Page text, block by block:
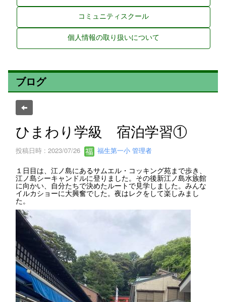
コミュニティスクール
個人情報の取り扱いについて
ブログ
ひまわり学級 宿泊学習①
投稿日時 : 2023/07/26 福生第一小 管理者
１日目は、江ノ島にあるサムエル・コッキング苑まで歩き、
江ノ島シーキャンドルに登りました。その後新江ノ島水族館
に向かい、自分たちで決めたルートで見学しました。みんな
イルカショーに大興奮でした。夜はレクをして楽しみまし
た。